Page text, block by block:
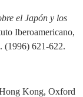
el Japón y los
Iberoamericano,
(1996) 621-622.
Kong, Oxford